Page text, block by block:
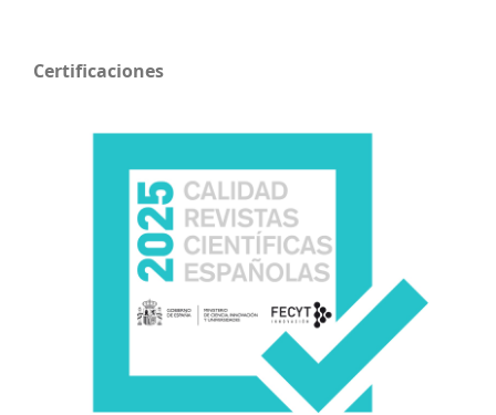
Certificaciones